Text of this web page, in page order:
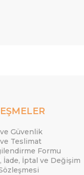
Güvenlik
Teslimat
Formu
İade, İptal ve Değişim